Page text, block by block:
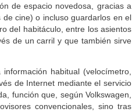
de espacio novedosa, gracias a
cine) o incluso guardarlos en el
del habitáculo, entre los asientos
de un carril y que también sirve
habitual (velocímetro,
de Internet mediante el servicio
función que, según Volkswagen,
convencionales, sino tras